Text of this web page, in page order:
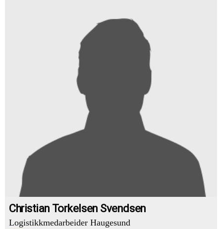
Christian Torkelsen Svendsen
Logistikkmedarbeider Haugesund